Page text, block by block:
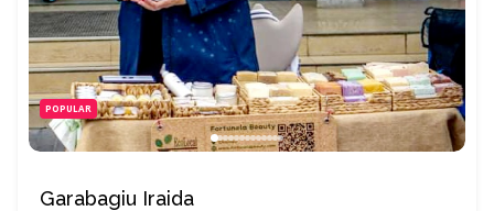
POPULAR
Garabagiu Iraida